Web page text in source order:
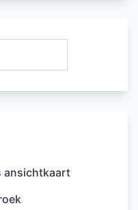
ansichtkaart